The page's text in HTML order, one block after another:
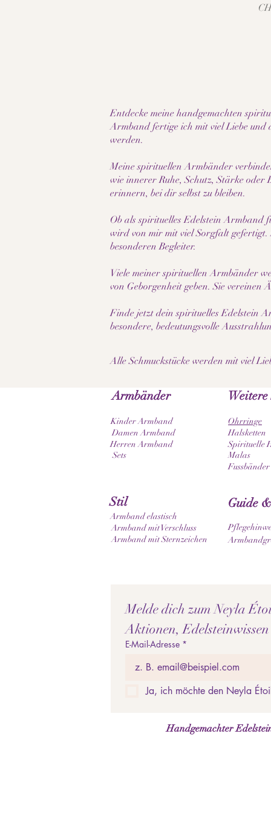
Entdecke meine handgemachten
Armband fertige ich mit viel Liebe und
werden.
Meine spirituellen Armbänder
wie innerer Ruhe, Schutz, Stärke
erinnern, bei dir selbst zu bleiben.
Ob als spirituelles Edelstein Armband
wird von mir mit viel Sorgfalt gefertigt.
besonderen Begleiter.
Viele meiner spirituellen Armbänder
von Geborgenheit geben. Sie vereinen
Finde jetzt dein spirituelles Edelstein
besondere, bedeutungsvolle
Alle Schmuckstücke werden mit viel
Weitere
Ohrringe
Halsketten
Spirituelle
Malas
Fussbänder
Armbänder
Kinder Armband
Damen Armband
Herren Armband
Sets
Stil
Armband elastisch
Armband mit Verschluss
Armband mit Sternzeichen
Guide
Melde dich zum Neyla
Aktionen,
E-Mail-Adresse *
Ja, ich möchte den Neyla
Handgemachter